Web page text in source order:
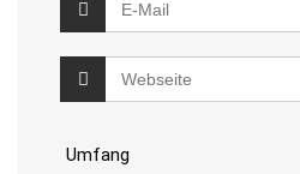
Umfang